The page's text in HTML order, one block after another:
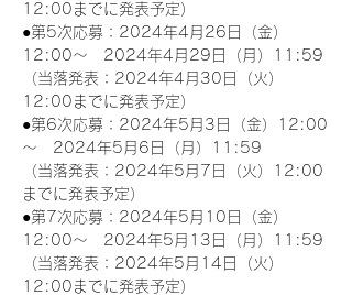
12:00までに発表予定）
●第5次応募：2024年4月26日（金）
12:00～　2024年4月29日（月）11:59
（当落発表：2024年4月30日（火）
12:00までに発表予定）
●第6次応募：2024年5月3日（金）12:00
～　2024年5月6日（月）11:59
（当落発表：2024年5月7日（火）12:00
までに発表予定）
●第7次応募：2024年5月10日（金）
12:00～　2024年5月13日（月）11:59
（当落発表：2024年5月14日（火）
12:00までに発表予定）